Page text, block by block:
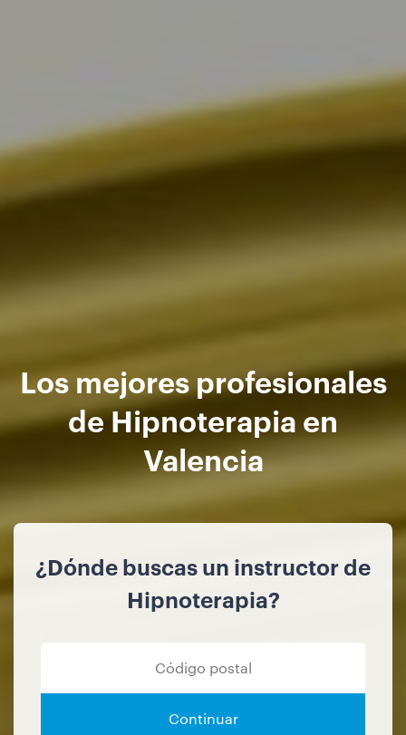
Los mejores profesionales
de Hipnoterapia en
Valencia
¿Dónde buscas un instructor de
Hipnoterapia?
Continuar